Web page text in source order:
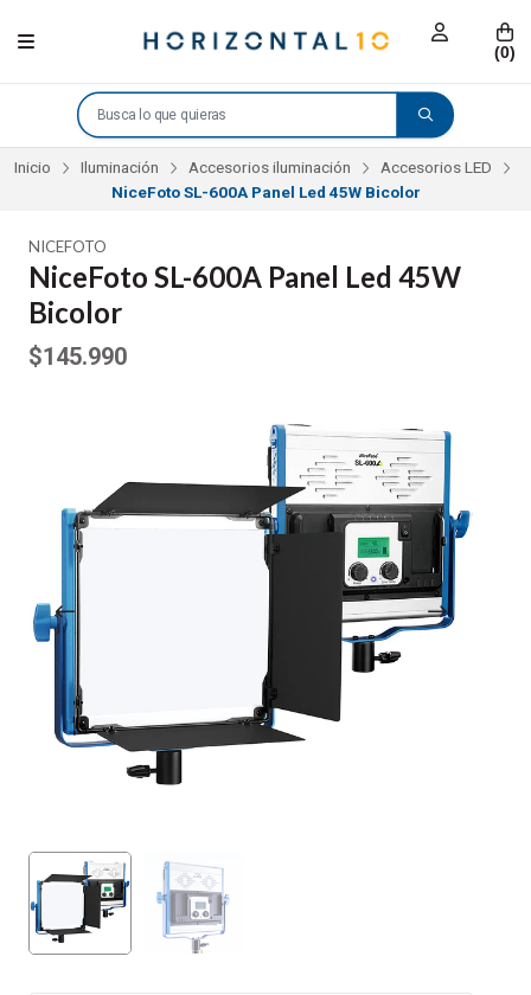
(0)
Inicio Iluminación Accesorios iluminación
Accesorios LED
NiceFoto SL-600A Panel Led 45W Bicolor
NICEFOTO
NiceFoto SL-600A Panel Led 45W
Bicolor
$145.990